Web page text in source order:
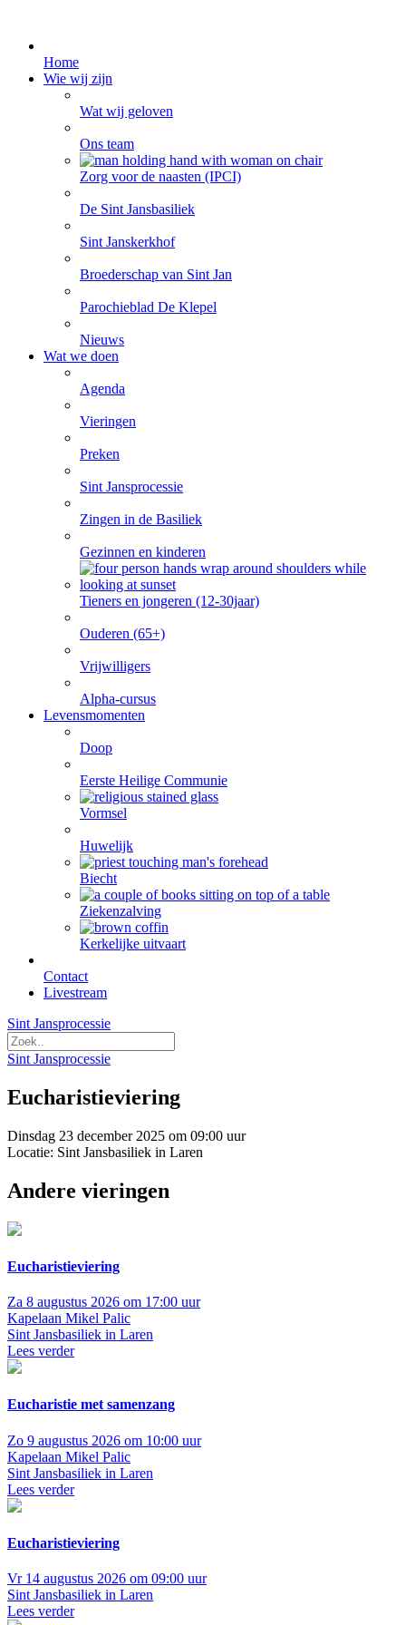
Home
Wie wij zijn
Wat wij geloven
Ons team
Zorg voor de naasten (IPCI)
De Sint Jansbasiliek
Sint Janskerkhof
Broederschap van Sint Jan
Parochieblad De Klepel
Nieuws
Wat we doen
Agenda
Vieringen
Preken
Sint Jansprocessie
Zingen in de Basiliek
Gezinnen en kinderen
Tieners en jongeren (12-30jaar)
Ouderen (65+)
Vrijwilligers
Alpha-cursus
Levensmomenten
Doop
Eerste Heilige Communie
Vormsel
Huwelijk
Biecht
Ziekenzalving
Kerkelijke uitvaart
Contact
Livestream
Sint Jansprocessie
Sint Jansprocessie
Eucharistieviering
Dinsdag 23 december 2025 om 09:00 uur
Locatie: Sint Jansbasiliek in Laren
Andere vieringen
Eucharistieviering
Za 8 augustus 2026 om 17:00 uur
Kapelaan Mikel Palic
Sint Jansbasiliek in Laren
Lees verder
Eucharistie met samenzang
Zo 9 augustus 2026 om 10:00 uur
Kapelaan Mikel Palic
Sint Jansbasiliek in Laren
Lees verder
Eucharistieviering
Vr 14 augustus 2026 om 09:00 uur
Sint Jansbasiliek in Laren
Lees verder